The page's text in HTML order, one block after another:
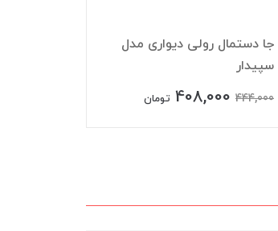
جا دستمال رولی دیواری مدل
سپیدار
444,000
408,000 تومان